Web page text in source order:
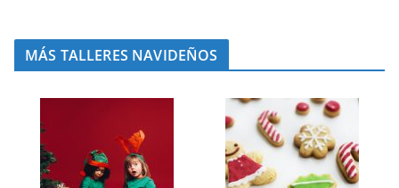
MÁS TALLERES NAVIDEÑOS